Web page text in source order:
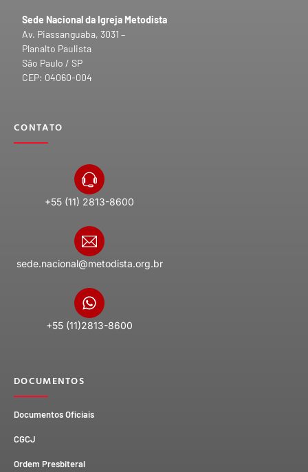
Sede Nacional da Igreja Metodista
Av. Piassanguaba, 3031 –
Planalto Paulista
São Paulo / SP
CEP: 04060-004
CONTATO
+55 (11) 2813-8600
sede.nacional@metodista.org.br
+55 (11)2813-8600
DOCUMENTOS
Documentos Oficiais
CGCJ
Ordem Presbiteral